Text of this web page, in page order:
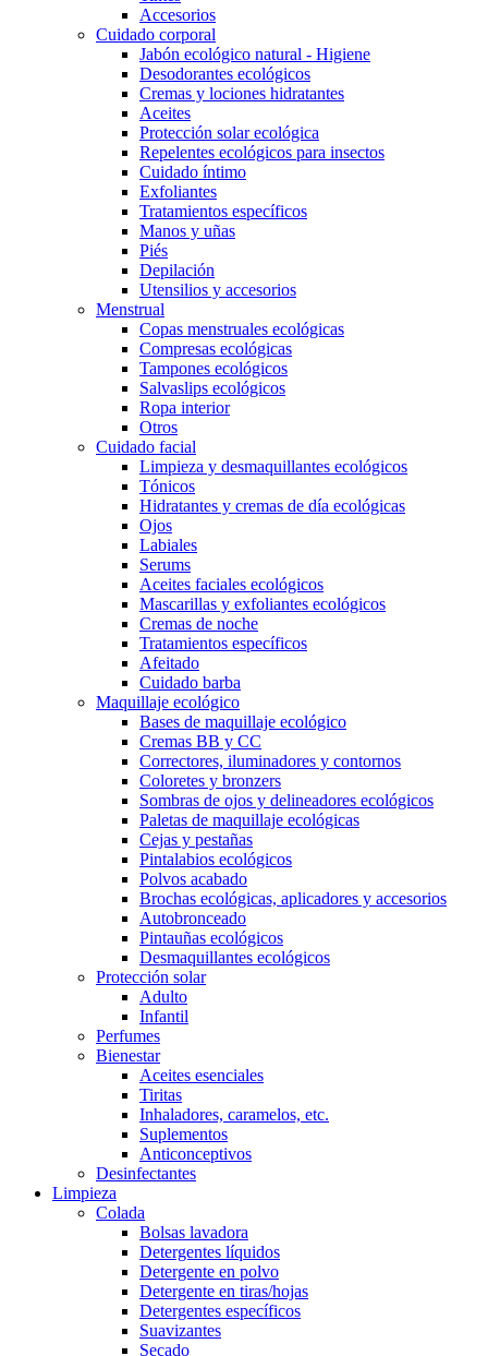
Accesorios
Cuidado corporal
Jabón ecológico natural - Higiene
Desodorantes ecológicos
Cremas y lociones hidratantes
Aceites
Protección solar ecológica
Repelentes ecológicos para insectos
Cuidado íntimo
Exfoliantes
Tratamientos específicos
Manos y uñas
Piés
Depilación
Utensilios y accesorios
Menstrual
Copas menstruales ecológicas
Compresas ecológicas
Tampones ecológicos
Salvaslips ecológicos
Ropa interior
Otros
Cuidado facial
Limpieza y desmaquillantes ecológicos
Tónicos
Hidratantes y cremas de día ecológicas
Ojos
Labiales
Serums
Aceites faciales ecológicos
Mascarillas y exfoliantes ecológicos
Cremas de noche
Tratamientos específicos
Afeitado
Cuidado barba
Maquillaje ecológico
Bases de maquillaje ecológico
Cremas BB y CC
Correctores, iluminadores y contornos
Coloretes y bronzers
Sombras de ojos y delineadores ecológicos
Paletas de maquillaje ecológicas
Cejas y pestañas
Pintalabios ecológicos
Polvos acabado
Brochas ecológicas, aplicadores y accesorios
Autobronceado
Pintauñas ecológicos
Desmaquillantes ecológicos
Protección solar
Adulto
Infantil
Perfumes
Bienestar
Aceites esenciales
Tiritas
Inhaladores, caramelos, etc.
Suplementos
Anticonceptivos
Desinfectantes
Limpieza
Colada
Bolsas lavadora
Detergentes líquidos
Detergente en polvo
Detergente en tiras/hojas
Detergentes específicos
Suavizantes
Secado